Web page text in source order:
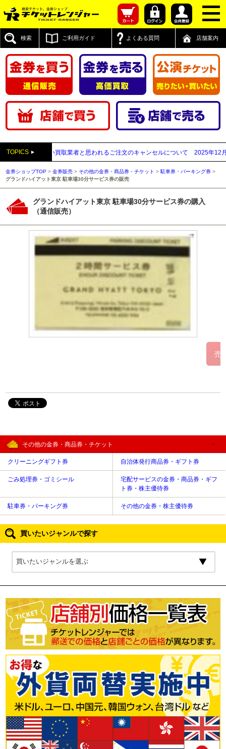
検索 ご利用ガイド よくある質問 店舗案内
TOPICS
付先が先払い買取業者と思われるご注文のキャンセルについて 2025年12月05日
金券ショップTOP >金券販売 > その他の金券・商品券・チケット >駐車券・パーキング券 >
グランドハイアット東京 駐車場30分サービス券の販売
グランドハイアット東京 駐車場30分サービス券の購入
（通信販売）
その他の金券・商品券・チケット
クリーニングギフト券 自治体発行商品券・ギフト券
ごみ処理券・ゴミシール
宅配サービスの金券・商品券・ギフ
ト券・株主優待券
駐車券・パーキング券 その他の金券・株主優待券
買いたいジャンルで探す